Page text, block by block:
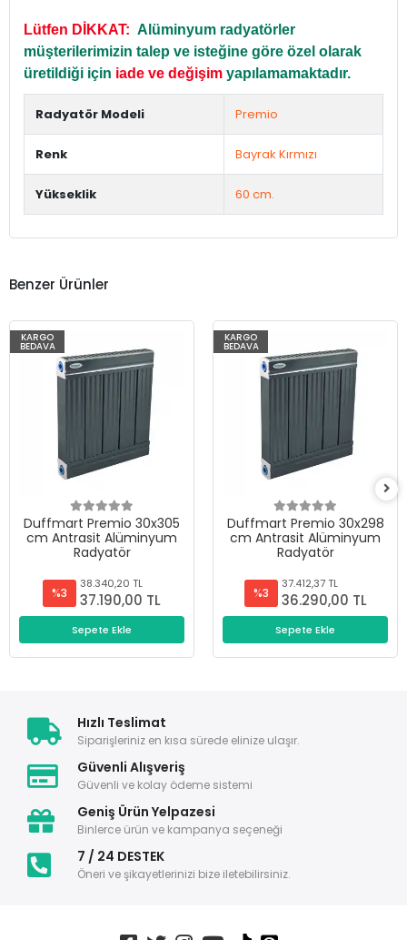
Lütfen DİKKAT: Alüminyum radyatörler
müşterilerimizin talep ve isteğine göre özel olarak
üretildiği için iade ve değişim yapılamamaktadır.
Radyatör Modeli Premio
Renk Bayrak Kırmızı
Yükseklik 60 cm.
Benzer Ürünler
KARGO
BEDAVA
Duffmart Premio 30x305
cm Antrasit Alüminyum
Radyatör
%3
38.340,20 TL
37.190,00 TL
Sepete Ekle
KARGO
BEDAVA
Duffmart Premio 30x298
cm Antrasit Alüminyum
Radyatör
%3
37.412,37 TL
36.290,00 TL
Sepete Ekle
Hızlı Teslimat
Siparişleriniz en kısa sürede elinize ulaşır.
Güvenli Alışveriş
Güvenli ve kolay ödeme sistemi
Geniş Ürün Yelpazesi
Binlerce ürün ve kampanya seçeneği
7 / 24 DESTEK
Öneri ve şikayetlerinizi bize iletebilirsiniz.